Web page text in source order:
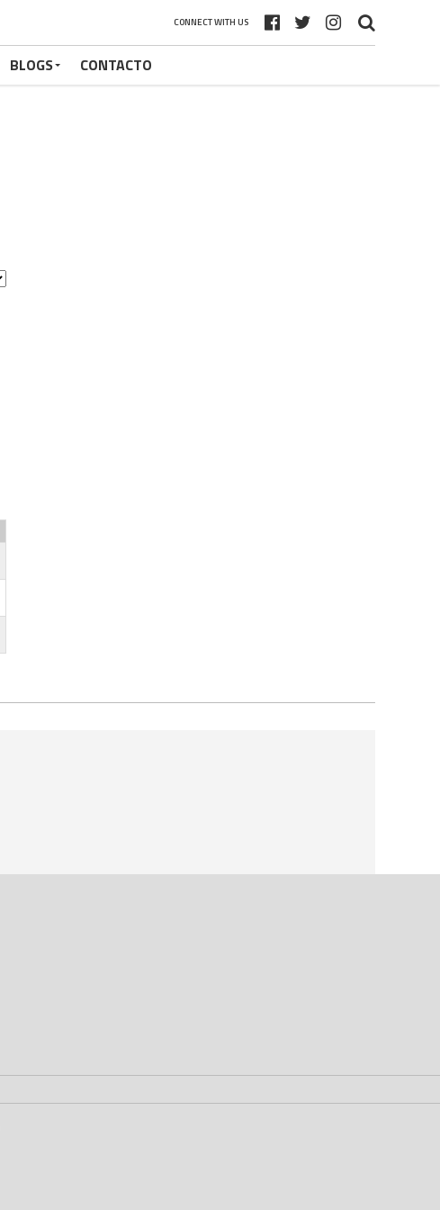
CONNECT WITH US
BLOGS CONTACTO